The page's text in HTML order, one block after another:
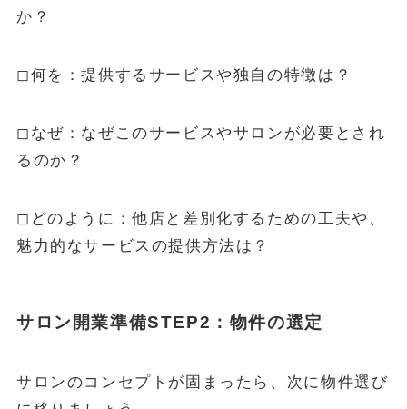
か？
◻︎何を：提供するサービスや独自の特徴は？
◻︎なぜ：なぜこのサービスやサロンが必要とされ
るのか？
◻︎どのように：他店と差別化するための工夫や、
魅力的なサービスの提供方法は？
サロン開業準備STEP2：物件の選定
サロンのコンセプトが固まったら、次に物件選び